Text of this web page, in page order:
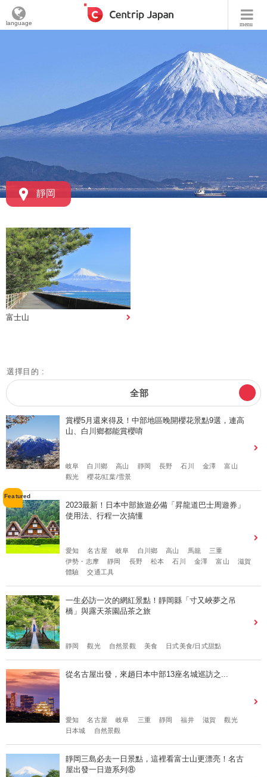
menu
language
靜岡
富士山
選擇目的 :
全部
賞櫻5月還來得及！中部地區晚開櫻花景點9選，連高
山、白川鄉都能賞櫻唷
岐阜 白川鄉 高山 靜岡 長野 石川 金澤
富山
觀光
櫻花/紅葉/雪景
2023最新！日本中部旅遊必備「昇龍道巴士周遊券」
使用法、行程一次搞懂
愛知 名古屋 岐阜 白川鄉 高山 馬籠
三重
伊勢・志摩
靜岡 長野 松本 石川 金澤 富山
滋賀
體驗
交通工具
一生必訪一次的網紅景點！靜岡縣「寸又峽夢之吊
橋」與露天茶園品茶之旅
靜岡 觀光 自然景觀 美食 日式美食/日式甜點
從名古屋出發，來趟日本中部13座名城巡訪之...
愛知 名古屋 岐阜 三重 靜岡 福井 滋賀
觀光
日本城
自然景觀
靜岡三島必去一日景點，這裡看富士山更漂亮！名古
屋出發一日遊系列⑧